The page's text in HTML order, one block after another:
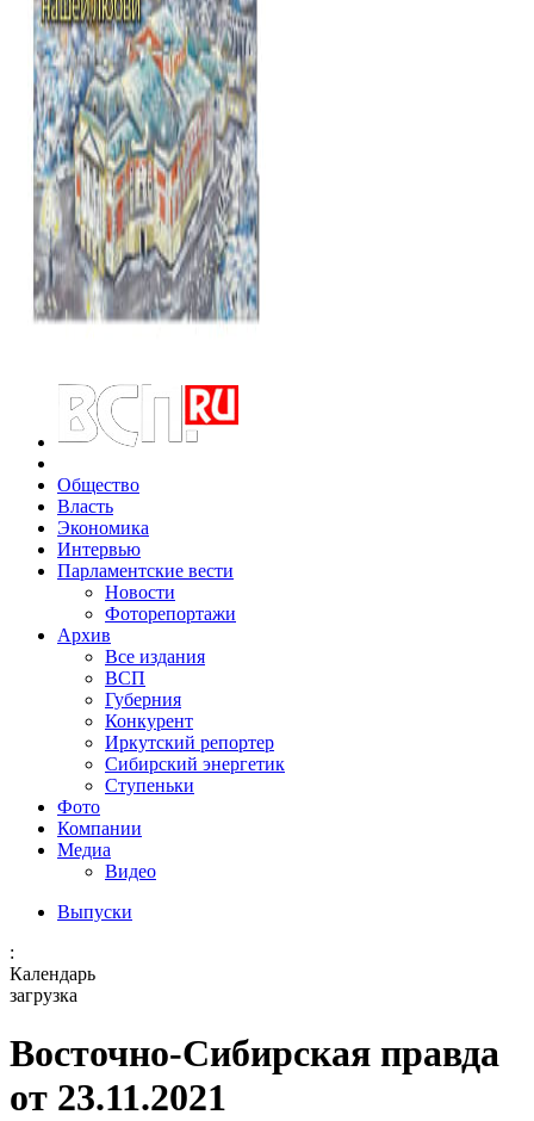
Общество
Власть
Экономика
Интервью
Парламентские вести
Новости
Фоторепортажи
Архив
Все издания
ВСП
Губерния
Конкурент
Иркутский репортер
Сибирский энергетик
Ступеньки
Фото
Компании
Медиа
Видео
Выпуски
:
Календарь
загрузка
Восточно-Сибирская правда
от 23.11.2021